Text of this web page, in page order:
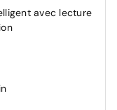
avec lecture